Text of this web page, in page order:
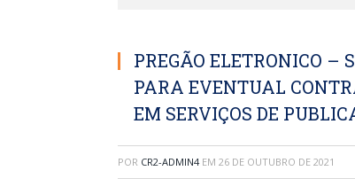
PREGÃO ELETRONICO –
PARA EVENTUAL
EM SERVIÇOS DE
POR CR2-ADMIN4 EM 26 DE OUTUBRO DE 2021